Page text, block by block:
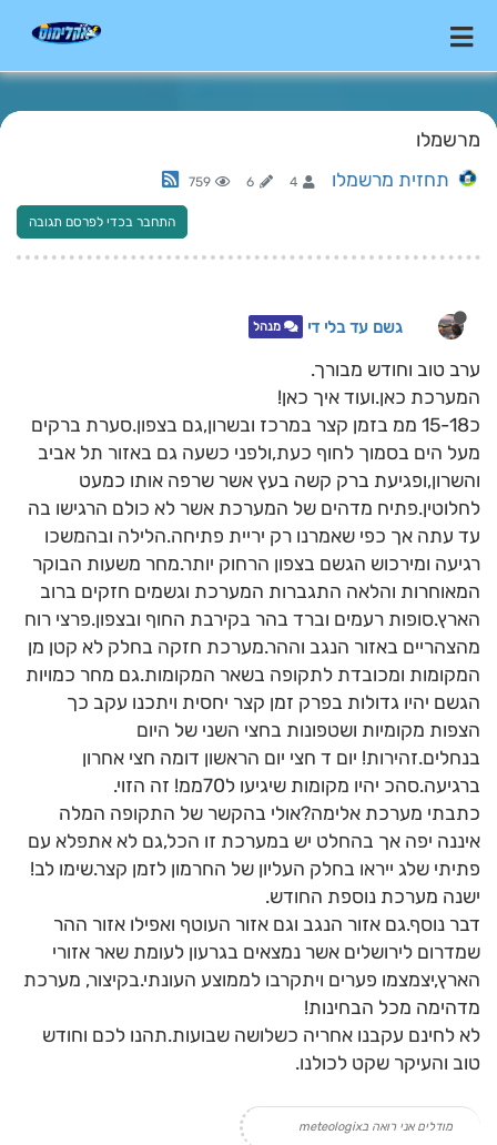
מרשמלו
תחזית מרשמלו 4
6
759
התחבר בכדי לפרסם תגובה
גשם עד בלי די מנהל
ערב טוב וחודש מבורך.
המערכת כאן.ועוד איך כאן!
כ15-18 ממ בזמן קצר במרכז ובשרון,גם בצפון.סערת ברקים
מעל הים בסמוך לחוף כעת,ולפני כשעה גם באזור תל אביב
והשרון,ופגיעת ברק קשה בעץ אשר שרפה אותו כמעט
לחלוטין.פתיח מדהים של המערכת אשר לא כולם הרגישו בה
עד עתה אך כפי שאמרנו רק יריית פתיחה.הלילה ובהמשכו
רגיעה ומירכוש הגשם בצפון הרחוק יותר.מחר משעות הבוקר
המאוחרות והלאה התגברות המערכת וגשמים חזקים ברוב
הארץ.סופות רעמים וברד בהר בקירבת החוף ובצפון.פרצי רוח
מהצהריים באזור הנגב וההר.מערכת חזקה בחלק לא קטן מן
המקומות ומכובדת לתקופה בשאר המקומות.גם מחר כמויות
הגשם יהיו גדולות בפרק זמן קצר יחסית ויתכנו עקב כך
הצפות מקומיות ושטפונות בחצי השני של היום
בנחלים.זהירות! יום ד חצי יום הראשון דומה חצי אחרון
ברגיעה.סהכ יהיו מקומות שיגיעו ל70ממ! זה הזוי.
כתבתי מערכת אלימה?אולי בהקשר של התקופה המלה
איננה יפה אך בהחלט יש במערכת זו הכל,גם לא אתפלא עם
פתיתי שלג ייראו בחלק העליון של החרמון לזמן קצר.שימו לב!
ישנה מערכת נוספת החודש.
דבר נוסף.גם אזור הנגב וגם אזור העוטף ואפילו אזור ההר
שמדרום לירושלים אשר נמצאים בגרעון לעומת שאר אזורי
הארץ,יצמצמו פערים ויתקרבו לממוצע העונתי.בקיצור, מערכת
מדהימה מכל הבחינות!
לא לחינם עקבנו אחריה כשלושה שבועות.תהנו לכם וחודש
טוב והעיקר שקט לכולנו.
מודלים אני רואה בmeteologix